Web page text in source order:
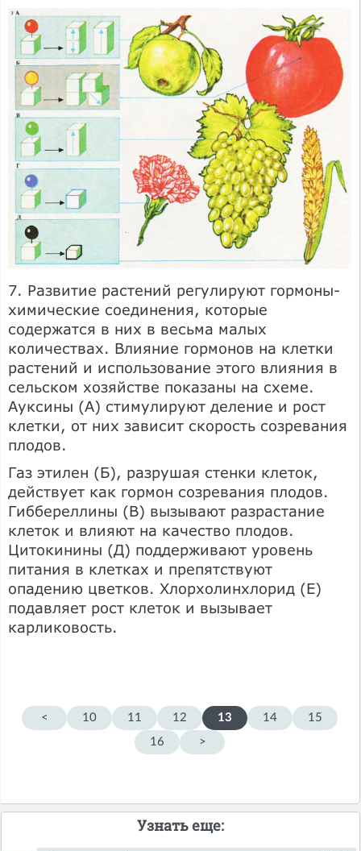
7. Развитие растений регулируют гормоны-
химические соединения, которые
содержатся в них в весьма малых
количествах. Влияние гормонов на клетки
растений и использование этого влияния в
сельском хозяйстве показаны на схеме.
Ауксины (А) стимулируют деление и рост
клетки, от них зависит скорость созревания
плодов.
Газ этилен (Б), разрушая стенки клеток,
действует как гормон созревания плодов.
Гиббереллины (В) вызывают разрастание
клеток и влияют на качество плодов.
Цитокинины (Д) поддерживают уровень
питания в клетках и препятствуют
опадению цветков. Хлорхолинхлорид (Е)
подавляет рост клеток и вызывает
карликовость.
< 10 11 12 13 14
15
16
>
Узнать еще: